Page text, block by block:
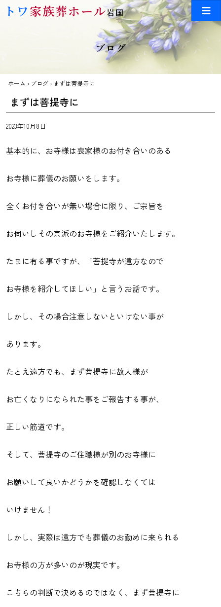
Skip to main content
トワ家族葬ホール岩国
ブログ
ホーム › ブログ › まずは菩提寺に
まずは菩提寺に
2023年10月8日
基本的に、お寺様は喪家様のお付き合いのある
お寺様に葬儀のお願いをします。
全くお付き合いが無い場合に限り、ご宗旨を
お伺いしその宗派のお寺様をご紹介いたします。
たまに有る事ですが、「菩提寺が遠方なので
お寺様を紹介してほしい」と言うお話です。
しかし、その場合注意しないといけない事が
あります。
たとえ遠方でも、まず菩提寺に故人様が
お亡くなりになられた事をご報告する事が、
正しい筋道です。
そして、菩提寺のご住職様が別のお寺様に
お願いして良いかどうかを確認しなくては
いけません！
しかし、実際は遠方でも葬儀のお勤めに来られる
お寺様の方が多いのが現実です。
こちらの判断で決めるのではなく、まず菩提寺に